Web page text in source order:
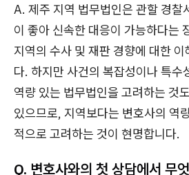
A. 제주 지역 법무법인은 관할 경찰
이 좋아 신속한 대응이 가능하다는
지역의 수사 및 재판 경향에 대한
다. 하지만 사건의 복잡성이나 특수
역량 있는 법무법인을 고려하는 것
있으므로, 지역보다는 변호사의 역
적으로 고려하는 것이 현명합니다.
Q. 변호사와의 첫 상담에서 무